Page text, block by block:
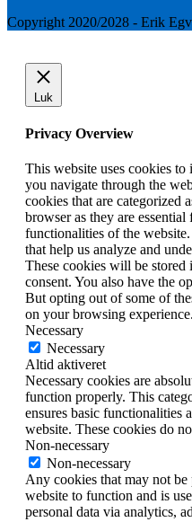
Copyright 2020/2028 - Erik
Luk
Privacy Overview
This website uses cookies
you navigate through the
cookies that are categorized
browser as they are
functionalities of the
that help us analyze and
These cookies will be
consent. You also have the
But opting out of some of
on your browsing experience.
Necessary
Necessary
Altid aktiveret
Necessary cookies are
function properly. This
ensures basic functionalities
website. These cookies do
Non-necessary
Non-necessary
Any cookies that may not
website to function and is
personal data via analytics,